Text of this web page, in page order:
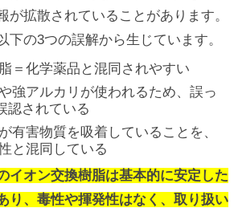
が拡散されていることがあります。
下の3つの誤解から生じています。
＝化学薬品と混同されやすい
強アルカリが使われるため、誤っ
認されている
有害物質を吸着していることを、
と混同している
イオン交換樹脂は基本的に安定した
り、毒性や揮発性はなく、取り扱い